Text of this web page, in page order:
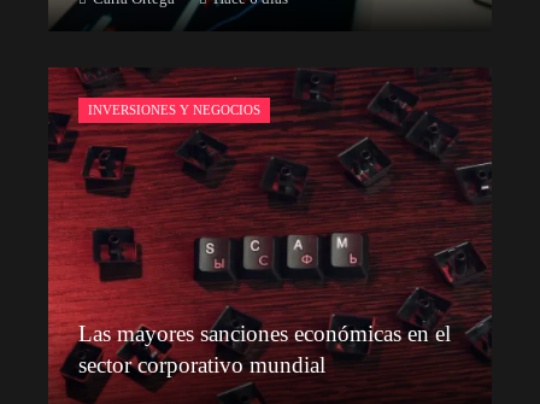
INVERSIONES Y NEGOCIOS
Las mayores sanciones económicas en el
sector corporativo mundial